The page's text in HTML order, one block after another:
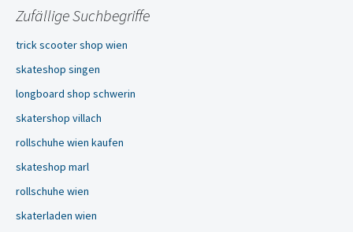
Zufällige Suchbegriffe
trick scooter shop wien
skateshop singen
longboard shop schwerin
skatershop villach
rollschuhe wien kaufen
skateshop marl
rollschuhe wien
skaterladen wien